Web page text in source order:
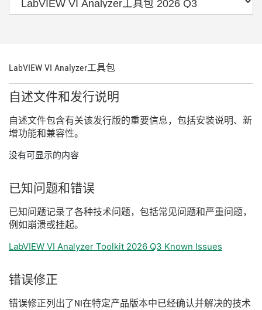
LabVIEW VI Analyzer工具包
自述文件和发行说明
自述文件包含有关该发行版的重要信息， 包括安装说明、 新
增功能和兼容性。
没有可显示的内容
已知问题和错误
已知问题记录了各种技术问题， 包括常见问题和严重问题，
例如崩溃或挂起。
LabVIEW VI Analyzer Toolkit 2026 Q3 Known Issues
错误修正
错误修正列出了NI在特定产品版本中已经确认并解决的技术